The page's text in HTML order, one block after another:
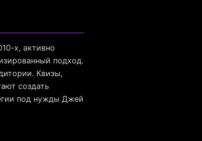
х, активно
подход.
Квизы,
создать
под нужды Джей